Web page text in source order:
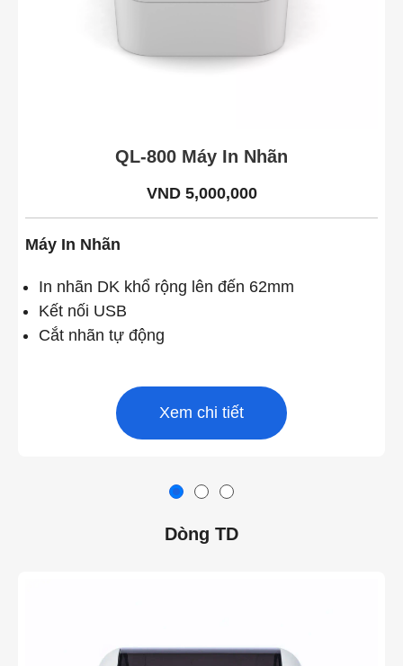
QL-800 Máy In Nhãn
VND 5,000,000
Máy In Nhãn
In nhãn DK khổ rộng lên đến 62mm
Kết nối USB
Cắt nhãn tự động
Xem chi tiết
Dòng TD